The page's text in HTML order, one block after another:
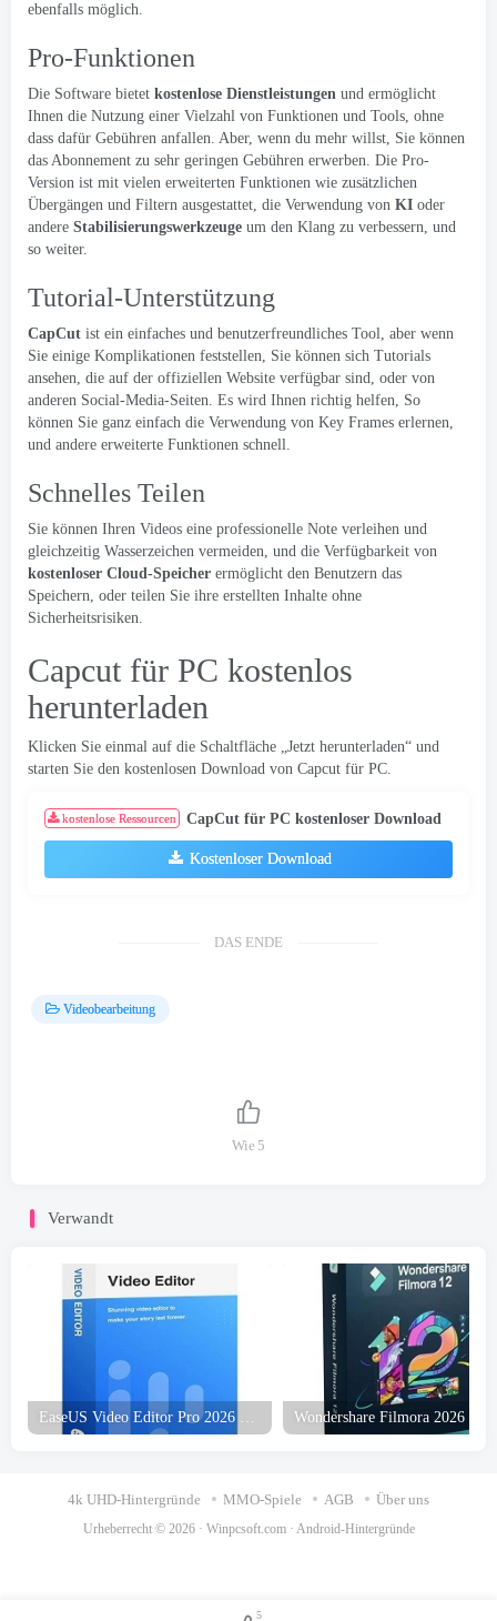
ebenfalls möglich.
Pro-Funktionen
Die Software bietet kostenlose Dienstleistungen und ermöglicht
Ihnen die Nutzung einer Vielzahl von Funktionen und Tools, ohne
dass dafür Gebühren anfallen. Aber, wenn du mehr willst, Sie können
das Abonnement zu sehr geringen Gebühren erwerben. Die Pro-
Version ist mit vielen erweiterten Funktionen wie zusätzlichen
Übergängen und Filtern ausgestattet, die Verwendung von KI oder
andere Stabilisierungswerkzeuge um den Klang zu verbessern, und
so weiter.
Tutorial-Unterstützung
CapCut ist ein einfaches und benutzerfreundliches Tool, aber wenn
Sie einige Komplikationen feststellen, Sie können sich Tutorials
ansehen, die auf der offiziellen Website verfügbar sind, oder von
anderen Social-Media-Seiten. Es wird Ihnen richtig helfen, So
können Sie ganz einfach die Verwendung von Key Frames erlernen,
und andere erweiterte Funktionen schnell.
Schnelles Teilen
Sie können Ihren Videos eine professionelle Note verleihen und
gleichzeitig Wasserzeichen vermeiden, und die Verfügbarkeit von
kostenloser Cloud-Speicher ermöglicht den Benutzern das
Speichern, oder teilen Sie ihre erstellten Inhalte ohne
Sicherheitsrisiken.
Capcut für PC kostenlos
herunterladen
Klicken Sie einmal auf die Schaltfläche „Jetzt herunterladen“ und
starten Sie den kostenlosen Download von Capcut für PC.
kostenlose Ressourcen CapCut für PC kostenloser Download
Kostenloser Download
DAS ENDE
Videobearbeitung
Wie 5
Verwandt
4k UHD-Hintergründe MMO-Spiele AGB Über uns
Urheberrecht © 2026 · Winpcsoft.com· Android-Hintergründe
5